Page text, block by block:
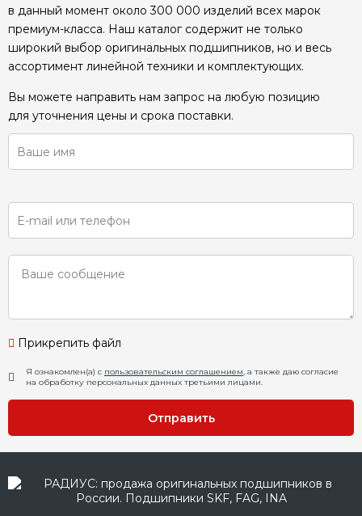
в данный момент около 300 000 изделий всех марок
премиум-класса. Наш каталог содержит не только
широкий выбор оригинальных подшипников, но и весь
ассортимент линейной техники и комплектующих.
Вы можете направить нам запрос на любую позицию
для уточнения цены и срока поставки.
Прикрепить файл
Я ознакомлен(а) с пользовательским соглашением, а также даю согласие
на обработку персональных данных третьими лицами.
Отправить